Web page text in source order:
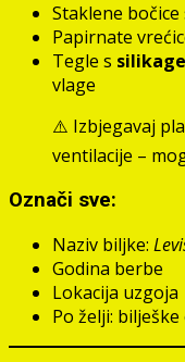
Staklene
Papirnate
Tegle s
vlage
⚠️ Izbjegavaj
ventilacije –
Označi sve:
Naziv biljke:
Godina berbe
Lokacija uzgoja
Po želji: